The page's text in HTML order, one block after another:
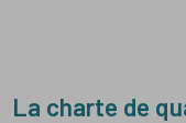
La charte de